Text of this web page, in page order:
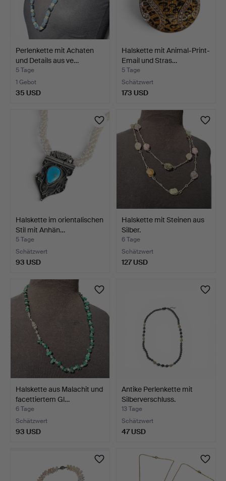
Perlenkette mit Achaten
und Details aus ve…
5 Tage
1 Gebot
35 USD
Halskette mit Animal-Print-
Email und Stras…
5 Tage
Schätzwert
173 USD
Halskette im orientalischen
Stil mit Anhän…
5 Tage
Schätzwert
93 USD
Halskette mit Steinen aus
Silber.
6 Tage
Schätzwert
127 USD
Halskette aus Malachit und
facettiertem Gl…
6 Tage
Schätzwert
93 USD
Antike Perlenkette mit
Silberverschluss.
13 Tage
Schätzwert
47 USD